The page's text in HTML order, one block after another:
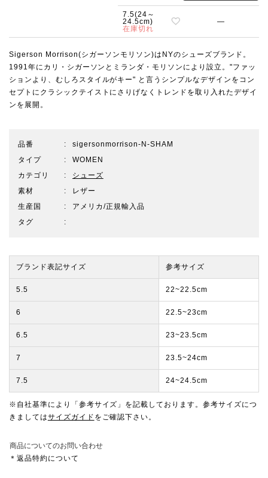
7.5(24～
24.5cm)
在庫切れ
—
Sigerson Morrison(シガーソンモリソン)はNYのシューズブランド。
1991年にカリ・シガーソンとミランダ・モリソンにより設立。"ファッ
ションより、むしろスタイルがキー" と言うシンプルなデザインをコン
セプトにクラシックテイストにさりげなくトレンドを取り入れたデザイ
ンを展開。
品番
sigersonmorrison-N-SHAM
タイプ
WOMEN
カテゴリ
シューズ
素材
レザー
生産国
アメリカ/正規輸入品
タグ
ブランド表記サイズ 参考サイズ
5.5 22~22.5cm
6 22.5~23cm
6.5 23~23.5cm
7 23.5~24cm
7.5 24~24.5cm
※自社基準により「参考サイズ」を記載しております。参考サイズにつ
きましてはサイズガイド をご確認下さい。
商品についてのお問い合わせ
＊返品特約について